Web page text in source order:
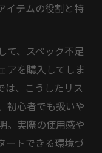
イテムの役割と特
て、スペック不足
アを購入してしま
は、こうしたリス
初心者でも扱いや
。実際の使用感や
ートできる環境づ